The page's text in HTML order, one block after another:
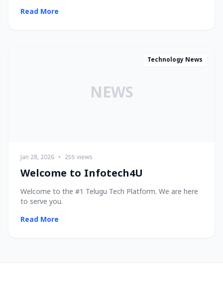
Read More
NEWS
Technology News
Jan 28, 2026 • 255 views
Welcome to Infotech4U
Welcome to the #1 Telugu Tech Platform. We are here
to serve you.
Read More